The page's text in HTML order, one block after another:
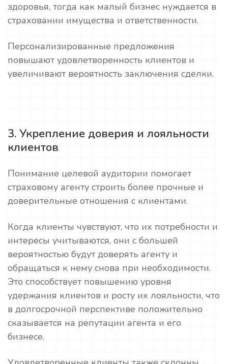
здоровья, тогда как малый бизнес нуждается в
страховании имущества и ответственности.
Персонализированные предложения
повышают удовлетворенность клиентов и
увеличивают вероятность заключения сделки.
3. Укрепление доверия и лояльности
клиентов
Понимание целевой аудитории помогает
страховому агенту строить более прочные и
доверительные отношения с клиентами.
Когда клиенты чувствуют, что их потребности и
интересы учитываются, они с большей
вероятностью будут доверять агенту и
обращаться к нему снова при необходимости.
Это способствует повышению уровня
удержания клиентов и росту их лояльности, что
в долгосрочной перспективе положительно
сказывается на репутации агента и его
бизнесе.